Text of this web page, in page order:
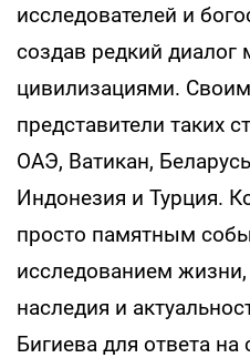
исследователей и
создав редкий
цивилизациями.
представители таких
ОАЭ, Ватикан,
Индонезия и Турция.
просто памятным
исследованием жизни,
наследия и
Бигиева для ответа